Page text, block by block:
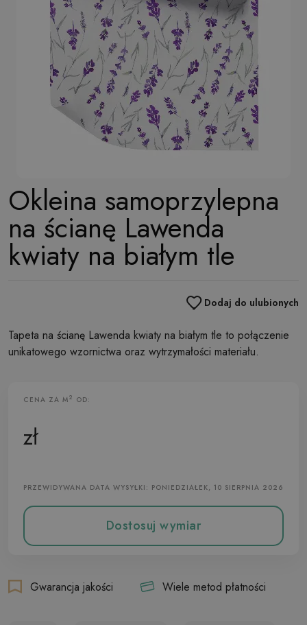
Okleina samoprzylepna
na ścianę Lawenda
kwiaty na białym tle
Dodaj do ulubionych
Tapeta na ścianę Lawenda kwiaty na białym tle to połączenie
unikatowego wzornictwa oraz wytrzymałości materiału.
CENA ZA M2 OD:
zł
PRZEWIDYWANA DATA WYSYŁKI: PONIEDZIAŁEK, 10 SIERPNIA 2026
Dostosuj wymiar
Gwarancja jakości Wiele metod płatności